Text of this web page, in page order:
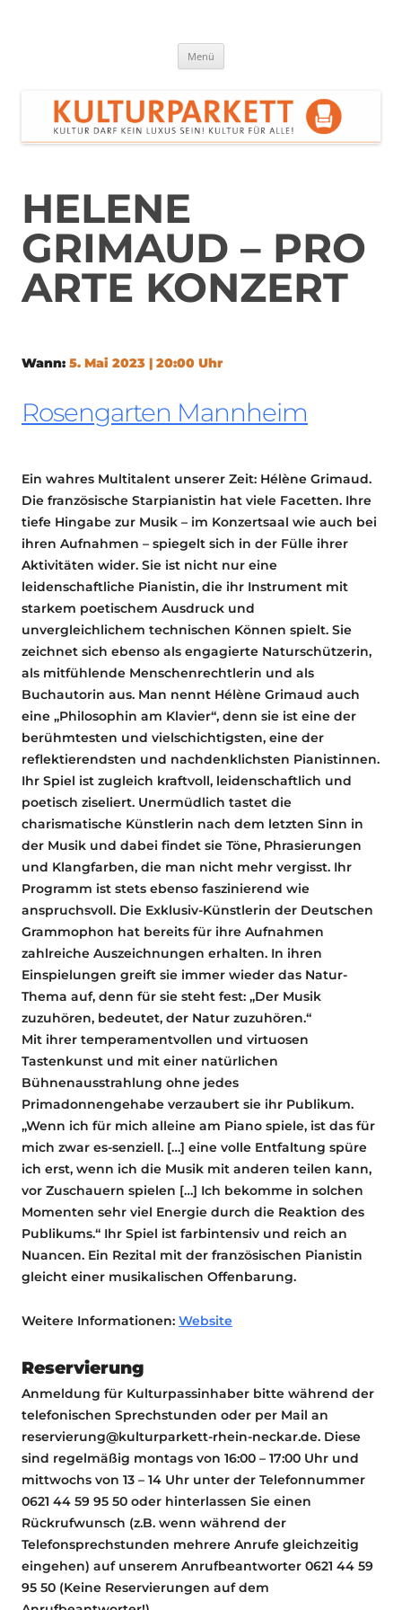
Menü
HELENE
GRIMAUD – PRO
ARTE KONZERT
Wann: 5. Mai 2023 | 20:00 Uhr
Rosengarten Mannheim
Ein wahres Multitalent unserer Zeit: Hélène Grimaud.
Die französische Starpianistin hat viele Facetten. Ihre
tiefe Hingabe zur Musik – im Konzertsaal wie auch bei
ihren Aufnahmen – spiegelt sich in der Fülle ihrer
Aktivitäten wider. Sie ist nicht nur eine
leidenschaftliche Pianistin, die ihr Instrument mit
starkem poetischem Ausdruck und
unvergleichlichem technischen Können spielt. Sie
zeichnet sich ebenso als engagierte Naturschützerin,
als mitfühlende Menschenrechtlerin und als
Buchautorin aus. Man nennt Hélène Grimaud auch
eine „Philosophin am Klavier“, denn sie ist eine der
berühmtesten und vielschichtigsten, eine der
reflektierendsten und nachdenklichsten Pianistinnen.
Ihr Spiel ist zugleich kraftvoll, leidenschaftlich und
poetisch ziseliert. Unermüdlich tastet die
charismatische Künstlerin nach dem letzten Sinn in
der Musik und dabei findet sie Töne, Phrasierungen
und Klangfarben, die man nicht mehr vergisst. Ihr
Programm ist stets ebenso faszinierend wie
anspruchsvoll. Die Exklusiv-Künstlerin der Deutschen
Grammophon hat bereits für ihre Aufnahmen
zahlreiche Auszeichnungen erhalten. In ihren
Einspielungen greift sie immer wieder das Natur-
Thema auf, denn für sie steht fest: „Der Musik
zuzuhören, bedeutet, der Natur zuzuhören.“
Mit ihrer temperamentvollen und virtuosen
Tastenkunst und mit einer natürlichen
Bühnenausstrahlung ohne jedes
Primadonnengehabe verzaubert sie ihr Publikum.
„Wenn ich für mich alleine am Piano spiele, ist das für
mich zwar es-senziell. […] eine volle Entfaltung spüre
ich erst, wenn ich die Musik mit anderen teilen kann,
vor Zuschauern spielen […] Ich bekomme in solchen
Momenten sehr viel Energie durch die Reaktion des
Publikums.“ Ihr Spiel ist farbintensiv und reich an
Nuancen. Ein Rezital mit der französischen Pianistin
gleicht einer musikalischen Offenbarung.
Weitere Informationen: Website
Reservierung
Anmeldung für Kulturpassinhaber bitte während der
telefonischen Sprechstunden oder per Mail an
reservierung@kulturparkett-rhein-neckar.de. Diese
sind regelmäßig montags von 16:00 – 17:00 Uhr und
mittwochs von 13 – 14 Uhr unter der Telefonnummer
0621 44 59 95 50 oder hinterlassen Sie einen
Rückrufwunsch (z.B. wenn während der
Telefonsprechstunden mehrere Anrufe gleichzeitig
eingehen) auf unserem Anrufbeantworter 0621 44 59
95 50 (Keine Reservierungen auf dem